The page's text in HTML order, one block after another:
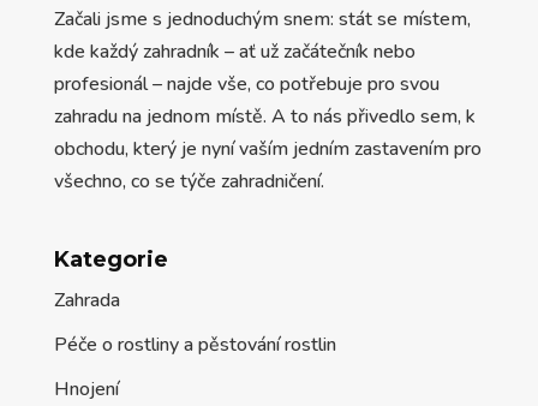
Začali jsme s jednoduchým snem: stát se místem,
kde každý zahradník – ať už začátečník nebo
profesionál – najde vše, co potřebuje pro svou
zahradu na jednom místě. A to nás přivedlo sem, k
obchodu, který je nyní vaším jedním zastavením pro
všechno, co se týče zahradničení.
Kategorie
Zahrada
Péče o rostliny a pěstování rostlin
Hnojení